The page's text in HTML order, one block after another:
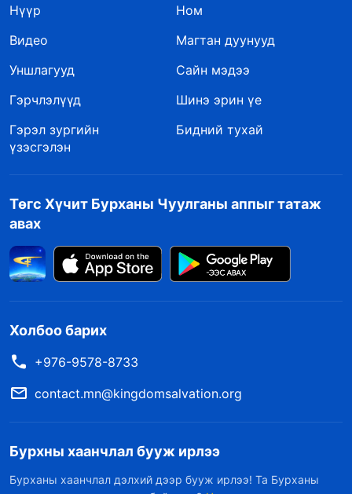
Нүүр
Ном
Видео
Магтан дуунууд
Уншлагууд
Сайн мэдээ
Гэрчлэлүүд
Шинэ эрин үе
Гэрэл зургийн
үзэсгэлэн
Бидний тухай
Төгс Хүчит Бурханы Чуулганы аппыг татаж
авах
Холбоо барих
+976-9578-8733
contact.mn@kingdomsalvation.org
Бурхны хаанчлал бууж ирлээ
Бурханы хаанчлал дэлхий дээр бууж ирлээ! Та Бурханы